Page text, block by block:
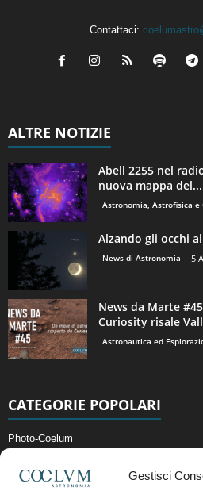
Gestisci
Contattaci:
ALTRE NOTIZIE
Abell 2255 nel
nuova mappa del...
Astronomia, Astrofisica e
Alzando gli occhi
News di Astronomia 5
News da Marte
Curiosity risale
Astronautica ed
CATEGORIE POPOLARI
Photo-Coelum
News di Astronomia